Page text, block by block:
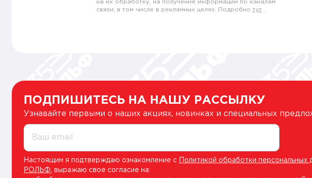
на их обработку, на получение информации по каналам
связи, в том числе в рекламных целях. Подробно тут
ПОДПИШИТЕСЬ НА НАШУ РАССЫЛКУ
Узнавайте первыми о наших акциях, новинках и специальных
Ваш email
Настоящим я подтверждаю ознакомление с
Политикой обработки персональных
РОЛЬФ , выражаю свое согласие на: